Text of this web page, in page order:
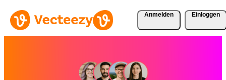
Anmelden Einloggen